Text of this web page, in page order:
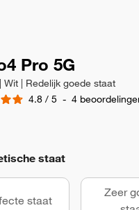
Pro 5G
Wit | Redelijk goede staat
4.8 / 5 - 4
staat
staat
Zeer